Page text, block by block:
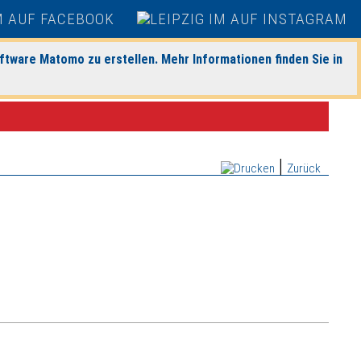
Matomo zu erstellen. Mehr Informationen finden Sie in
Zurück